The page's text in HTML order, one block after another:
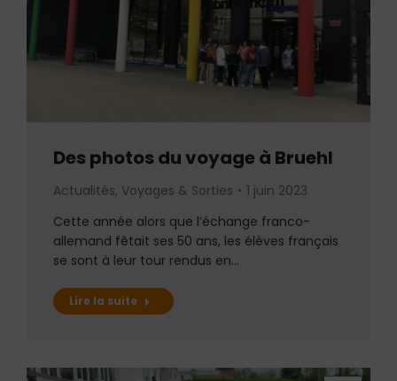
Des photos du voyage à Bruehl
Actualités, Voyages & Sorties
1 juin 2023
Cette année alors que l’échange franco-
allemand fêtait ses 50 ans, les élèves français
se sont à leur tour rendus en…
Lire la suite